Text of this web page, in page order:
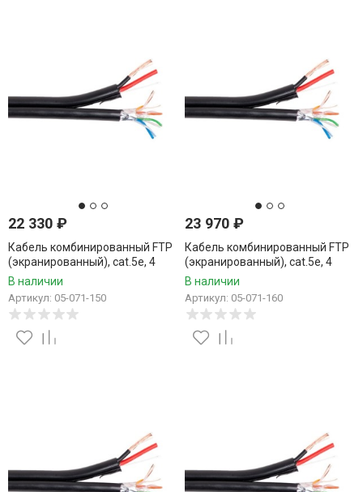
22 330 ₽
Кабель комбинированный FTP
(экранированный), cat.5e, 4
пары, CCA проводник +
метров
В наличии
Артикул: 05-071-150
23 970₽
Кабель комбинированный FTP
(экранированный), cat.5e, 4
пары, CCA проводник +
метров
В наличии
Артикул: 05-071-160